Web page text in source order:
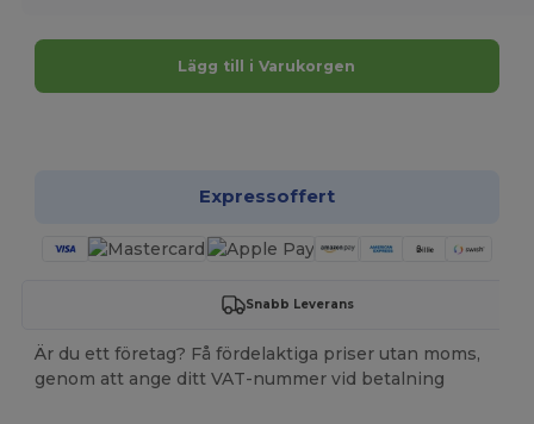
Lägg till i Varukorgen
Expressoffert
Snabb Leverans
Är du ett företag? Få fördelaktiga priser utan moms,
genom att ange ditt VAT-nummer vid betalning